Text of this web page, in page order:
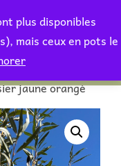
plus disponibles
mais ceux en pots le
Rechercher :
jaune orangé